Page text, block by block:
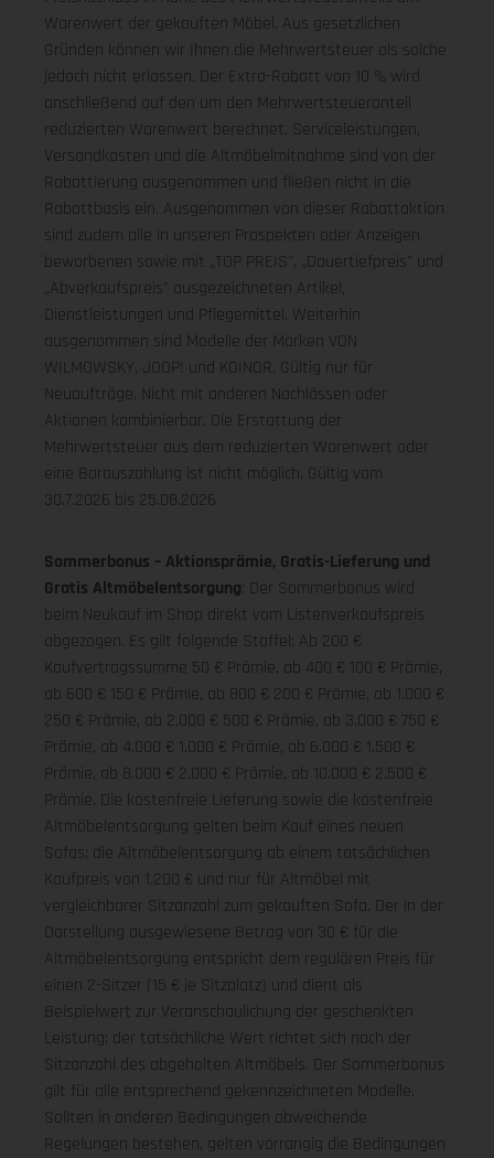
Warenwert der gekauften Möbel. Aus gesetzlichen
Gründen können wir Ihnen die Mehrwertsteuer als solche
jedoch nicht erlassen. Der Extra-Rabatt von 10 % wird
anschließend auf den um den Mehrwertsteueranteil
reduzierten Warenwert berechnet. Serviceleistungen,
Versandkosten und die Altmöbelmitnahme sind von der
Rabattierung ausgenommen und fließen nicht in die
Rabattbasis ein. Ausgenommen von dieser Rabattaktion
sind zudem alle in unseren Prospekten oder Anzeigen
beworbenen sowie mit „TOP PREIS", „Dauertiefpreis" und
„Abverkaufspreis" ausgezeichneten Artikel,
Dienstleistungen und Pflegemittel. Weiterhin
ausgenommen sind Modelle der Marken VON
WILMOWSKY, JOOP! und KOINOR. Gültig nur für
Neuaufträge. Nicht mit anderen Nachlässen oder
Aktionen kombinierbar. Die Erstattung der
Mehrwertsteuer aus dem reduzierten Warenwert oder
eine Barauszahlung ist nicht möglich. Gültig vom
30.7.2026 bis 25.08.2026
Sommerbonus – Aktionsprämie, Gratis-Lieferung und
Gratis Altmöbelentsorgung: Der Sommerbonus wird
beim Neukauf im Shop direkt vom Listenverkaufspreis
abgezogen. Es gilt folgende Staffel: Ab 200 €
Kaufvertragssumme 50 € Prämie, ab 400 € 100 € Prämie,
ab 600 € 150 € Prämie, ab 800 € 200 € Prämie, ab 1.000 €
250 € Prämie, ab 2.000 € 500 € Prämie, ab 3.000 € 750 €
Prämie, ab 4.000 € 1.000 € Prämie, ab 6.000 € 1.500 €
Prämie, ab 8.000 € 2.000 € Prämie, ab 10.000 € 2.500 €
Prämie. Die kostenfreie Lieferung sowie die kostenfreie
Altmöbelentsorgung gelten beim Kauf eines neuen
Sofas; die Altmöbelentsorgung ab einem tatsächlichen
Kaufpreis von 1.200 € und nur für Altmöbel mit
vergleichbarer Sitzanzahl zum gekauften Sofa. Der in der
Darstellung ausgewiesene Betrag von 30 € für die
Altmöbelentsorgung entspricht dem regulären Preis für
einen 2-Sitzer (15 € je Sitzplatz) und dient als
Beispielwert zur Veranschaulichung der geschenkten
Leistung; der tatsächliche Wert richtet sich nach der
Sitzanzahl des abgeholten Altmöbels. Der Sommerbonus
gilt für alle entsprechend gekennzeichneten Modelle.
Sollten in anderen Bedingungen abweichende
Regelungen bestehen, gelten vorrangig die Bedingungen